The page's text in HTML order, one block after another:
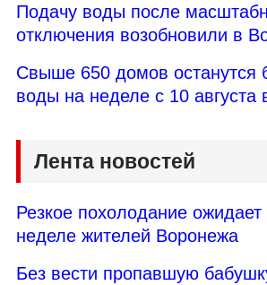
Подачу воды после
отключения возобновили в
Свыше 650 домов останутся
воды на неделе с 10 августа
Лента новостей
Резкое похолодание
неделе жителей Воронежа
Без вести пропавшую